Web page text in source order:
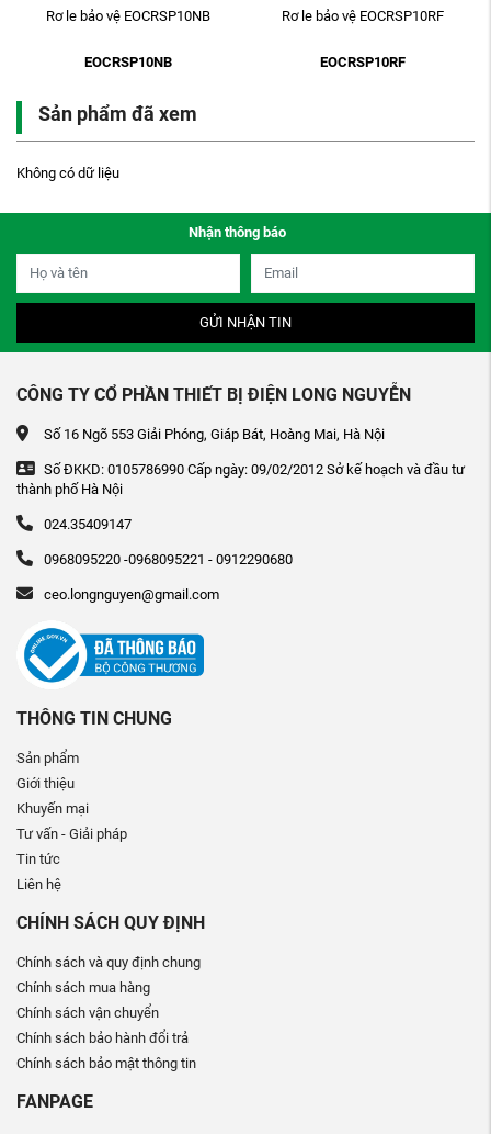
Rơ le bảo vệ EOCRSP10RF
EOCRSP10RF
Rơ le bảo vệ EOCRSP10RM
EOCRSP10RM
Sản phẩm đã xem
Không có dữ liệu
Nhận thông báo
GỬI NHẬN TIN
CÔNG TY CỔ PHẦN THIẾT BỊ ĐIỆN LONG NGUYỄN
Số 16 Ngõ 553 Giải Phóng, Giáp Bát, Hoàng Mai, Hà Nội
Số ĐKKD: 0105786990 Cấp ngày: 09/02/2012 Sở kế hoạch và đầu tư
thành phố Hà Nội
024.35409147
0968095220 -0968095221 - 0912290680
ceo.longnguyen@gmail.com
THÔNG TIN CHUNG
Sản phẩm
Giới thiệu
Khuyến mại
Tư vấn - Giải pháp
Tin tức
Liên hệ
CHÍNH SÁCH QUY ĐỊNH
Chính sách và quy định chung
Chính sách mua hàng
Chính sách vận chuyển
Chính sách bảo hành đổi trả
Chính sách bảo mật thông tin
FANPAGE